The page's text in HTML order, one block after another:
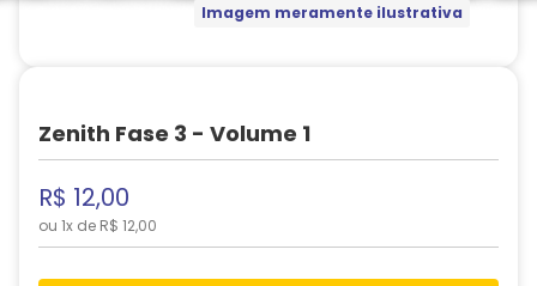
Imagem meramente ilustrativa
Zenith Fase 3 - Volume 1
R$ 12,00
ou 1x de R$ 12,00